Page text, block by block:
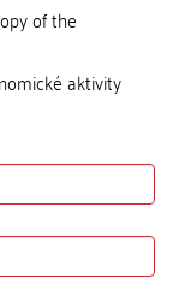
of the
aktivity